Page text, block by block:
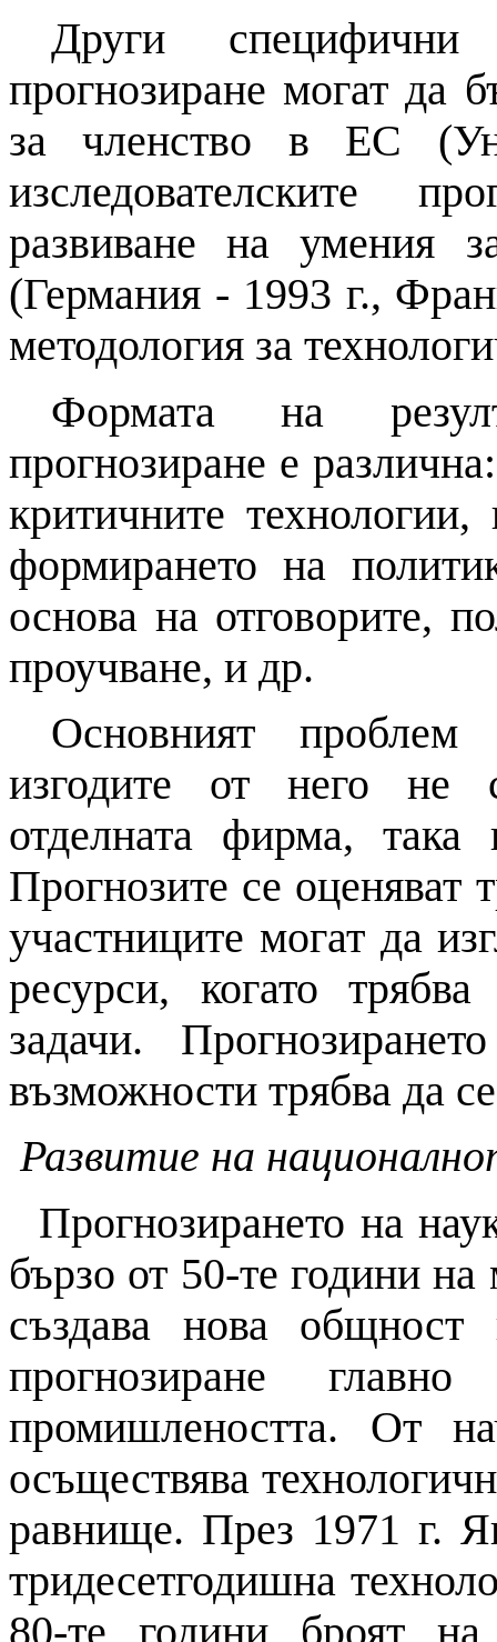
Други
прогнозиране могат да
за членство в ЕС
изследователските
развиванена умения
(Германия - 1993 г.,
методология за
Форматана
прогнозиране е
критичните
формирането на
основа на отговорите,
проучване, и др.
Основният
изгодите от него не
отделната фирма, така
Прогнозите се оценяват
участниците могат да
ресурси, когато
задачи.
възможности трябва да
Развитие на
Прогнозирането на
бързо от 50-те годинина
създава нова общност
прогнозиране главно
промишлеността. От
осъществява
равнище. През 1971 г.
тридесетгодишна
80-те години броятна